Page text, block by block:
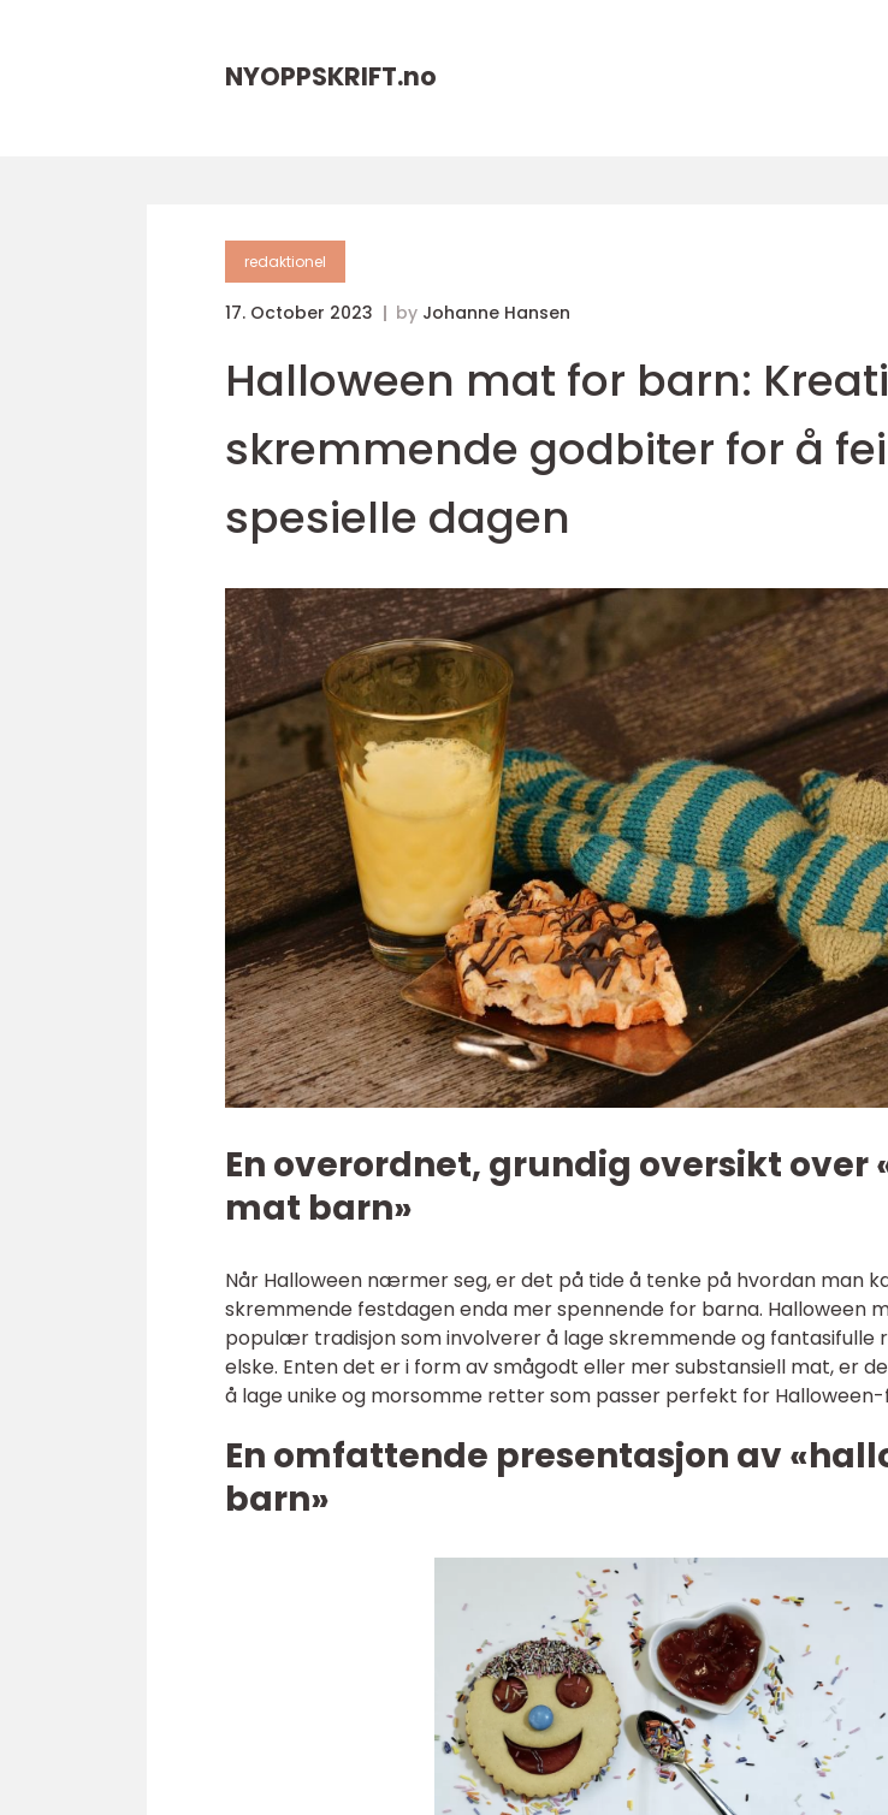
NYOPPSKRIFT.no
redaktionel
17. October 2023 by Johanne Hansen
Halloween mat for barn:
skremmende godbiter for å
spesielle dagen
En overordnet, grundig oversikt over
mat barn»
Når Halloween nærmer seg, er det på tide å tenke på hvordan man
skremmende festdagen enda mer spennende for barna. Halloween
populær tradisjon som involverer å lage skremmende og fantasifulle
elske. Enten det er i form av smågodt eller mer substansiell mat, er
å lage unike og morsomme retter som passer perfekt for Halloween-
En omfattende presentasjon av
barn»